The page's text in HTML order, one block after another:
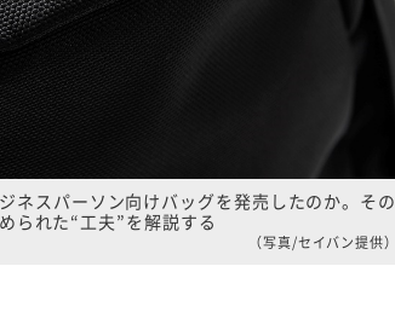
ネスパーソン向けバッグを発売したのか。その
られた“工夫”を解説する
（写真/セイバン提供）